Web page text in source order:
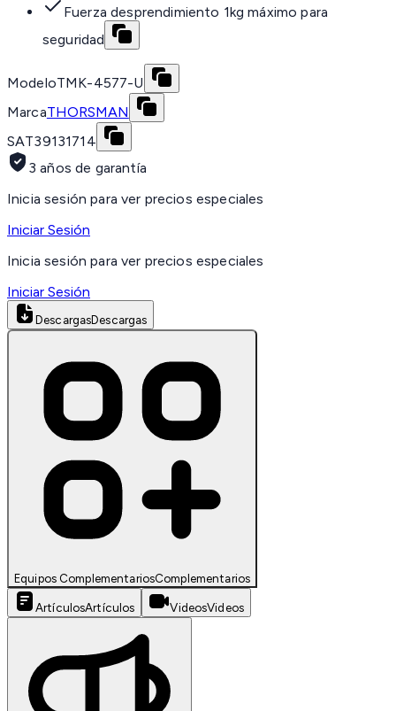
Fuerza desprendimiento 1kg máximo para
seguridad
ModeloTMK-4577-U
MarcaTHORSMAN
SAT39131714
3 años de garantía
Inicia sesión para ver precios especiales
Iniciar Sesión
Inicia sesión para ver precios especiales
Iniciar Sesión
DescargasDescargas
Equipos ComplementariosComplementarios
ArtículosArtículos VideosVideos